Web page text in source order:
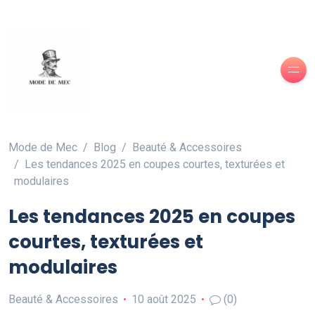
Mode de Mec Blog
Beauté & Accessoires
Les tendances 2025 en coupes courtes, texturées et
modulaires
Les tendances 2025 en coupes
courtes, texturées et
modulaires
Beauté & Accessoires 10 août 2025 (0)